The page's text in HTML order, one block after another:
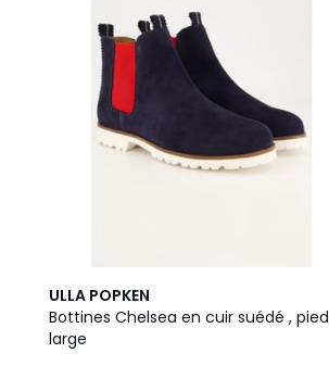
ULLA POPKEN
Bottines Chelsea en cuir suédé , pied
large